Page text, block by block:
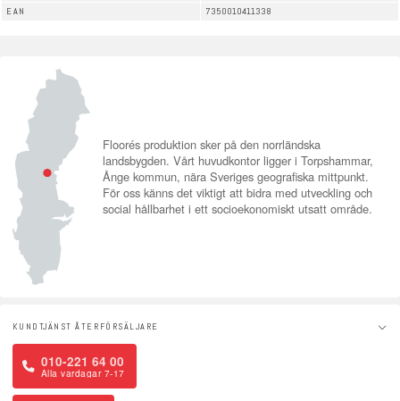
EAN
7350010411338
Floorés produktion sker på den norrländska
landsbygden. Vårt huvudkontor ligger i Torpshammar,
Ånge kommun, nära Sveriges geografiska mittpunkt.
För oss känns det viktigt att bidra med utveckling och
social hållbarhet i ett socioekonomiskt utsatt område.
KUNDTJÄNST ÅTERFÖRSÄLJARE
010-221 64 00
Alla vardagar 7-17